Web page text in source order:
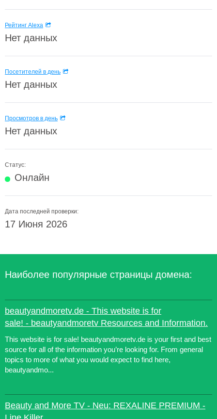
Рейтинг Alexa
Нет данных
Посетителей в день
Нет данных
Просмотров в день
Нет данных
Статус:
Онлайн
Дата последней проверки:
17 Июня 2026
Наиболее популярные страницы домена:
beautyandmoretv.de - This website is for
sale! - beautyandmoretv Resources and Information.
This website is for sale! beautyandmoretv.de is your first and best
source for all of the information you’re looking for. From general
topics to more of what you would expect to find here,
beautyandmo...
Beauty and More TV - Neu: REXALINE PREMIUM -